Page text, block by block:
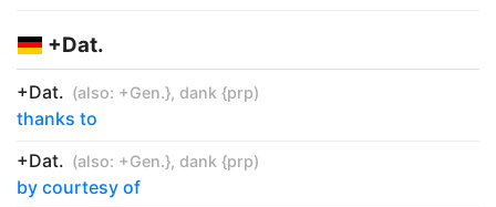
+Dat.
+Dat. (also: +Gen.}, dank {prp)
thanks to
+Dat. (also: +Gen.}, dank {prp)
by courtesy of